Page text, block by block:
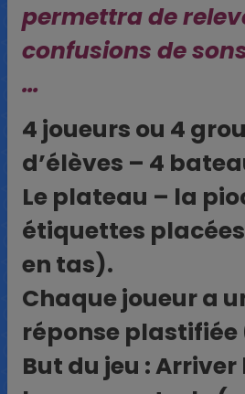
permettra de
confusions de
…
4 joueurs ou 4
d’élèves – 4
Le plateau – la
étiquettes placées
en tas).
Chaque joueur a
réponse plastifiée
But du jeu :